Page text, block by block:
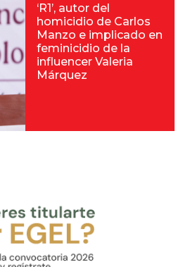
‘R1’, autor del
homicidio de Carlos
Manzo e implicado en
feminicidio de la
influencer Valeria
Márquez